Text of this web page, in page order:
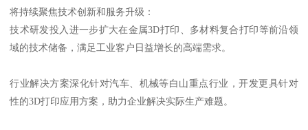
将持续聚焦技术创新和服务升级：
技术研发投入进一步扩大在金属3D打印、多材料复合打印等前沿领
域的技术储备，满足工业客户日益增长的高端需求。
行业解决方案深化针对汽车、机械等白山重点行业，开发更具针对
性的3D打印应用方案，助力企业解决实际生产难题。